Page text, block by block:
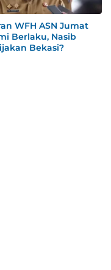
WFH ASN Jumat
Berlaku, Nasib
Bekasi?